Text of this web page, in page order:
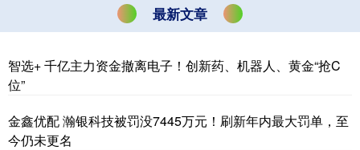
最新文章
智选+ 千亿主力资金撤离电子！创新药、机器人、黄金“抢C
位”
金鑫优配 瀚银科技被罚没7445万元！刷新年内最大罚单，至
今仍未更名